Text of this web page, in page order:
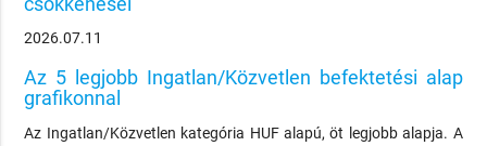
2026.07.11
Az 5 legjobb Ingatlan/Közvetlen befektetési alap
grafikonnal
Az Ingatlan/Közvetlen kategória HUF alapú, öt legjobb alapja. A